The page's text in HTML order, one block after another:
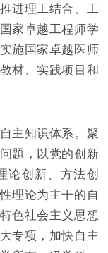
进理工结合、工
家卓越工程师学
施国家卓越医师
材、实践项目和
主知识体系。聚
题，以党的创新
论创新、方法创
理论为主干的自
色社会主义思想
专项，加快自主